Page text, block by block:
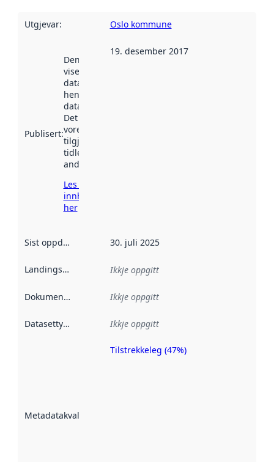
Utgjevar: Oslo kommune
Publisert:
Denne datoen
viser når
datasettet vart
henta inn av
data.norge.no.
Det kan ha
vore
tilgjengeleg
tidlegare
andre stader.
Les meir om
innhenting
her
19. desember 2017
Sist oppdatert 30. juli 2025
Landingsside Ikkje oppgitt
Dokumentasjon Ikkje oppgitt
Datasettype Ikkje oppgitt
Metadatakvalitet
Metadatakvalitet
Tilstrekkeleg (47%)